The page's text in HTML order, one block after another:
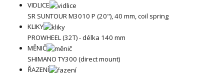
VIDLICE
SR SUNTOUR M3010 P (20"), 40 mm, coil spring
KLIKY
PROWHEEL (32T) - délka 140 mm
MĚNIČ
SHIMANO TY300 (direct mount)
ŘAZENÍ